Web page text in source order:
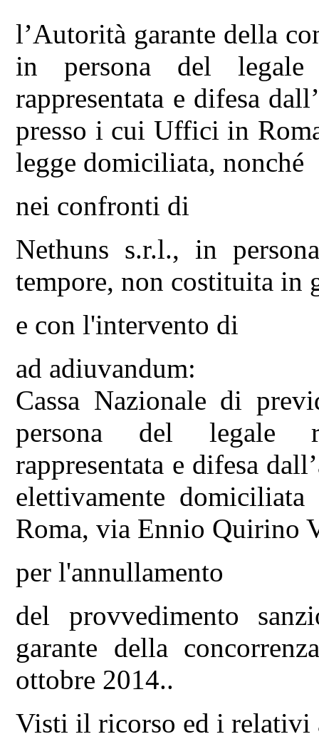
l’Autorità garante della
in persona del legale
rappresentata e difesa
presso i cui Uffici in
legge domiciliata, nonché
nei confronti di
Nethuns s.r.l., in
tempore, non costituita in
e con l'intervento di
ad adiuvandum:
Cassa Nazionale di
persona del legale
rappresentata e difesa
elettivamente
Roma, via Ennio Quirino
per l'annullamento
del provvedimento
garante della
ottobre 2014..
Visti il ricorso ed i relativi